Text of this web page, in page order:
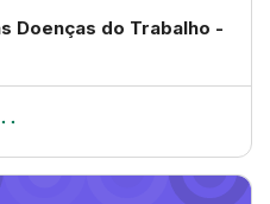
Doenças do Trabalho -